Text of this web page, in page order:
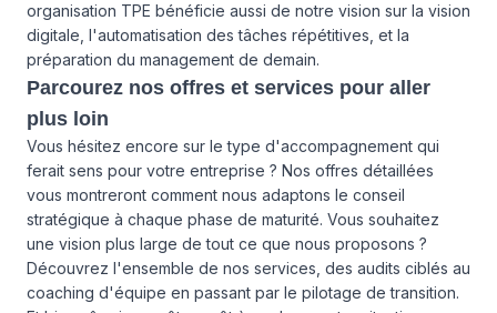
organisation TPE bénéficie aussi de notre vision sur la vision
digitale, l'automatisation des tâches répétitives, et la
préparation du management de demain.
Parcourez nos offres et services pour aller
plus loin
Vous hésitez encore sur le type d'accompagnement qui
ferait sens pour votre entreprise ? Nos offres détaillées
vous montreront comment nous adaptons le conseil
stratégique à chaque phase de maturité. Vous souhaitez
une vision plus large de tout ce que nous proposons ?
Découvrez l'ensemble de nos services , des audits ciblés au
coaching d'équipe en passant par le pilotage de transition.